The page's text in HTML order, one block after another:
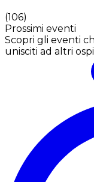
(106)
Prossimi eventi
Scopri gli eventi
unisciti ad altri